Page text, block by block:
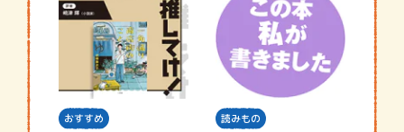
おすすめ 読みもの